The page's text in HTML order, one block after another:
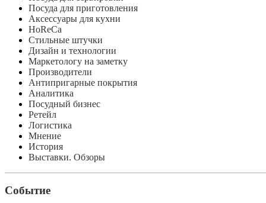
Посуда для приготовления
Аксессуары для кухни
HoReCa
Стильные штучки
Дизайн и технологии
Маркетологу на заметку
Производители
Антипригарные покрытия
Аналитика
Посудный бизнес
Ретейл
Логистика
Мнение
История
Выставки. Обзоры
Событие